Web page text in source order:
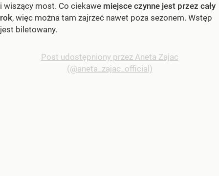
i wiszący most. Co ciekawe miejsce czynne jest przez cały
rok, więc można tam zajrzeć nawet poza sezonem. Wstęp
jest biletowany.
Post udostępniony przez Aneta Zajac
(@aneta_zajac_official)